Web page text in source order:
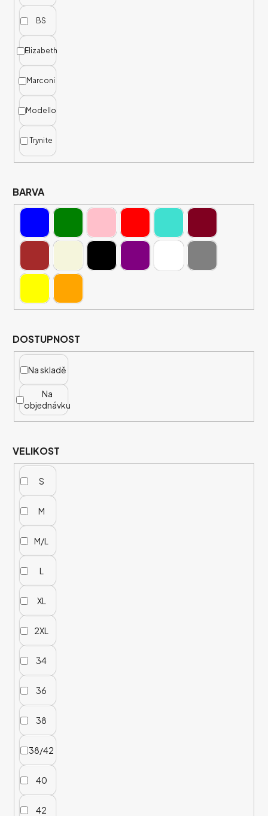
BS
Elizabeth
Marconi
Modello
Trynite
BARVA
DOSTUPNOST
Na skladě
Na
objednávku
VELIKOST
S
M
M/L
L
XL
2XL
34
36
38
38/42
40
42